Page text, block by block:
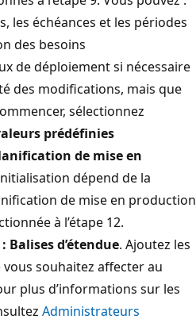
les échéances et les périodes
des besoins
de déploiement si nécessaire
des modifications, mais que
sélectionnez
prédéfinies
de mise en
dépend de la
de mise en production
à l’étape 12.
Balises d’étendue. Ajoutez les
vous souhaitez affecter au
plus d’informations sur les
Administrateurs